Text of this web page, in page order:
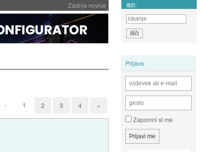
Zadnje novice Išči:
Prijava
Zapomni si me
« 1 2 3 4 »